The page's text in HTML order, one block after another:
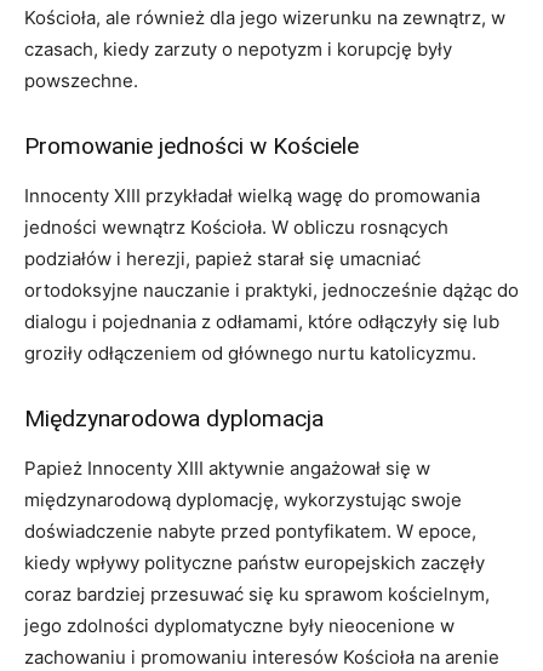
Kościoła, ale również dla jego wizerunku na zewnątrz, w
czasach, kiedy zarzuty o nepotyzm i korupcję były
powszechne.
Promowanie jedności w Kościele
Innocenty XIII przykładał wielką wagę do promowania
jedności wewnątrz Kościoła. W obliczu rosnących
podziałów i herezji, papież starał się umacniać
ortodoksyjne nauczanie i praktyki, jednocześnie dążąc do
dialogu i pojednania z odłamami, które odłączyły się lub
groziły odłączeniem od głównego nurtu katolicyzmu.
Międzynarodowa dyplomacja
Papież Innocenty XIII aktywnie angażował się w
międzynarodową dyplomację, wykorzystując swoje
doświadczenie nabyte przed pontyfikatem. W epoce,
kiedy wpływy polityczne państw europejskich zaczęły
coraz bardziej przesuwać się ku sprawom kościelnym,
jego zdolności dyplomatyczne były nieocenione w
zachowaniu i promowaniu interesów Kościoła na arenie